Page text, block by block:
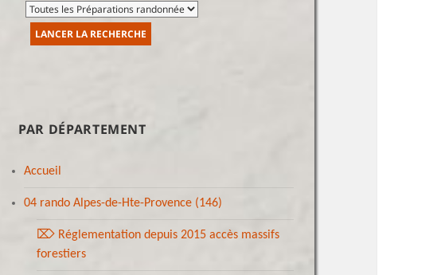
PAR DÉPARTEMENT
Accueil
04 rando Alpes-de-Hte-Provence (146)
⌦ Réglementation depuis 2015 accès massifs
forestiers